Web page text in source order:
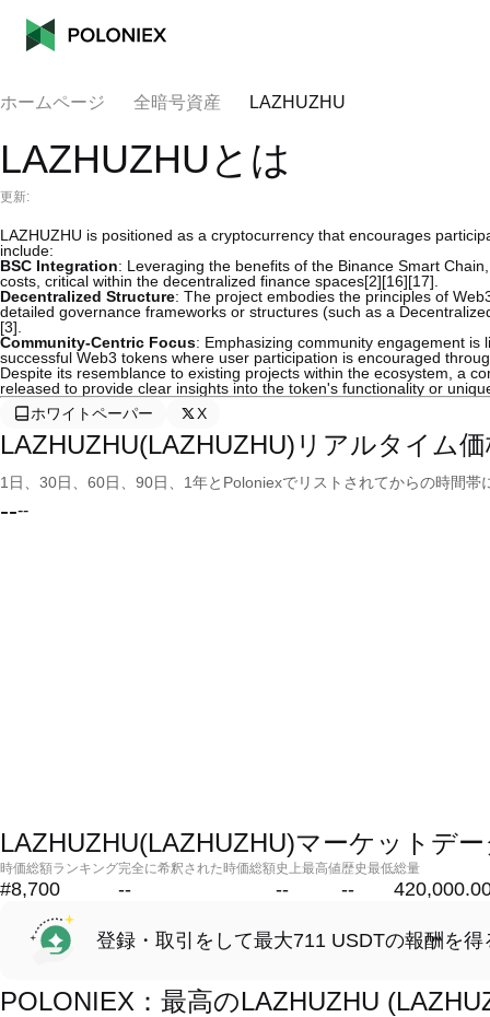
ホームページ 全暗号資産 LAZHUZHU
LAZHUZHUとは
更新:
LAZHUZHU is positioned as a cryptocurrency that encourages
include:
BSC Integration: Leveraging the benefits of the Binance Smart
costs, critical within the decentralized finance spaces[2][16][17].
Decentralized Structure: The project embodies the principles of
detailed governance frameworks or structures (such as a
[3].
Community-Centric Focus: Emphasizing community engagement is
successful Web3 tokens where user participation is encouraged
Despite its resemblance to existing projects within the ecosystem, a
released to provide clear insights into the token's functionality or
ホワイトペーパー
X
LAZHUZHU(LAZHUZHU)リアルタイム
1日、30日、60日、90日、1年とPoloniexでリストされてからの時間
----
LAZHUZHU(LAZHUZHU)マーケットデ
時価総額ランキング
#8,700
完全に希釈された時価総額
--
史上最高値
--
歴史最低
--
総量
登録・取引をして最大711 USDTの報酬を得
POLONIEX：最高のLAZHUZHU